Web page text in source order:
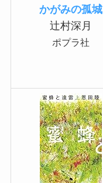
かがみの孤城
辻村深月
ポプラ社